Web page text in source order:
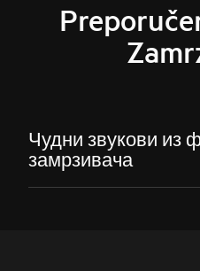
Чудни звукови из
замрзивача